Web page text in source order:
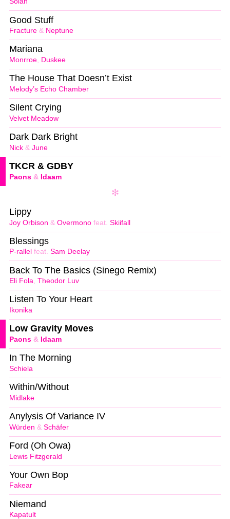
Fracture & Neptune
Good Stuff
Monrroe, Duskee
Mariana
Melody’s Echo Chamber
The House That Doesn’t Exist
Velvet Meadow
Silent Crying
Nick & June
Dark Dark Bright
Paons & Idaam
TKCR & GDBY
Joy Orbison & Overmono feat. Skiifall
Lippy
P-rallel feat. Sam Deelay
Blessings
Eli Fola, Theodor Luv
Back To The Basics (Sinego Remix)
Ikonika
Listen To Your Heart
Paons & Idaam
Low Gravity Moves
Schiela
In The Morning
Midlake
Within/Without
Würden & Schäfer
Anylysis Of Variance IV
Lewis Fitzgerald
Ford (Oh Owa)
Fakear
Your Own Bop
Kapatult
Niemand